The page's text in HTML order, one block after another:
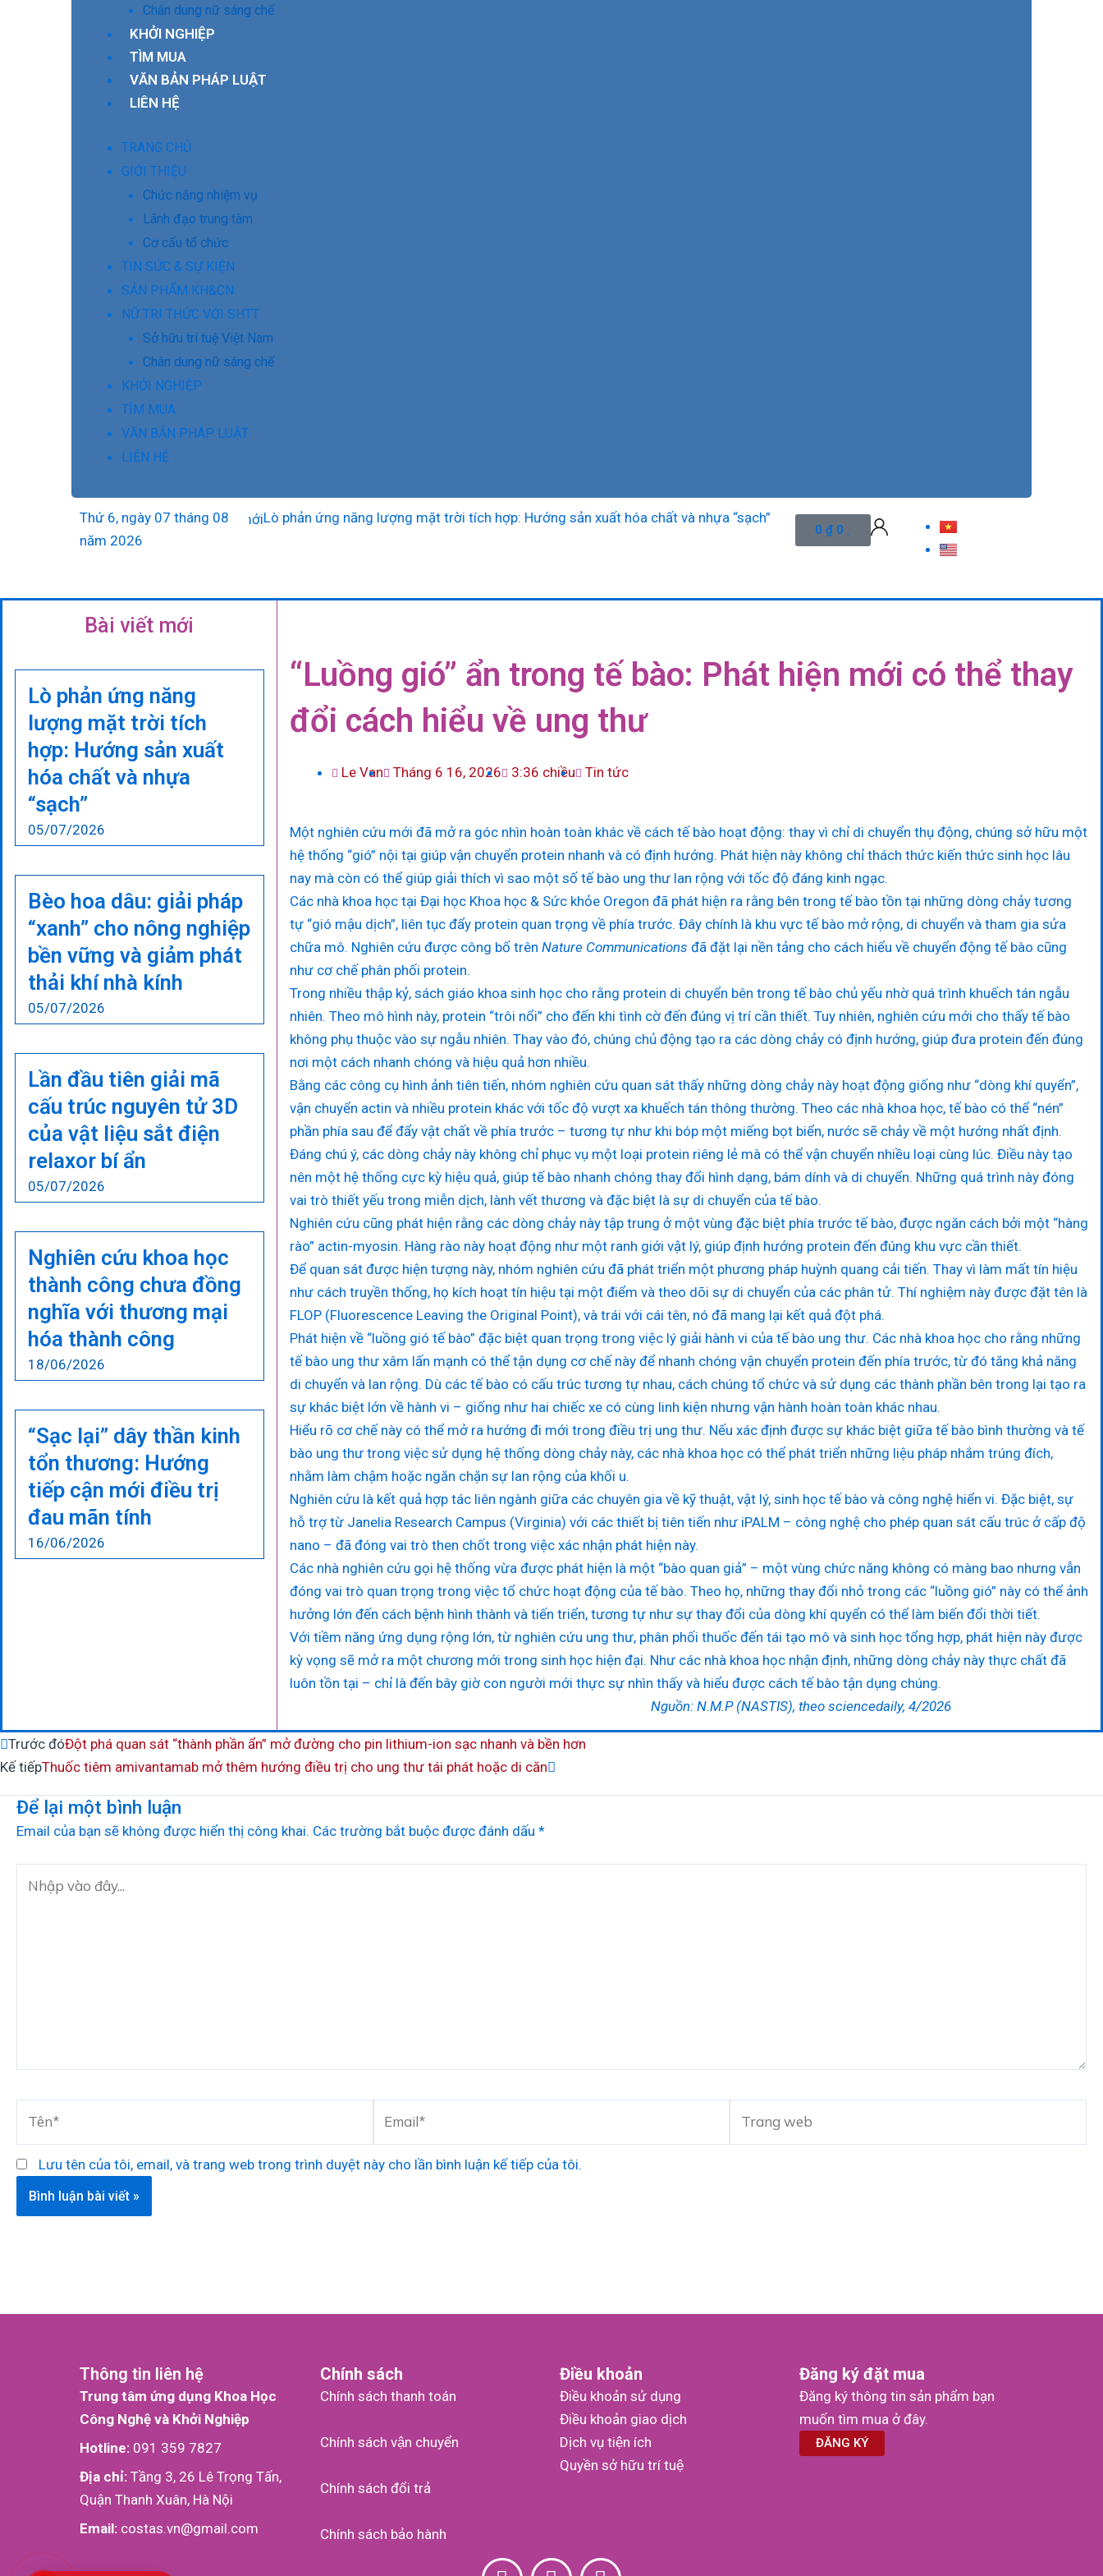
Chân dung nữ sáng chế
KHỞI NGHIỆP
TÌM MUA
VĂN BẢN PHÁP LUẬT
LIÊN HỆ
TRANG CHỦ
GIỚI THIỆU
Chức năng nhiệm vụ
Lãnh đạo trung tâm
Cơ cấu tổ chức
TIN SỨC & SỰ KIỆN
SẢN PHẨM KH&CN
NỮ TRI THỨC VỚI SHTT
Sở hữu trí tuệ Việt Nam
Chân dung nữ sáng chế
KHỞI NGHIỆP
TÌM MUA
VĂN BẢN PHÁP LUẬT
LIÊN HỆ
Thứ 6, ngày 07 tháng 08
năm 2026
Lò phản ứng năng lượng mặt trời tích hợp: Hướng sản xuất hóa chất và nhựa “sạch” Bèo hoa dâu: giải pháp “xanh” cho
0 ₫ 0
Cart
Bài viết mới
Lò phản ứng năng
lượng mặt trời tích
hợp: Hướng sản xuất
hóa chất và nhựa
“sạch”
05/07/2026
Bèo hoa dâu: giải pháp
“xanh” cho nông nghiệp
bền vững và giảm phát
thải khí nhà kính
05/07/2026
Lần đầu tiên giải mã
cấu trúc nguyên tử 3D
của vật liệu sắt điện
relaxor bí ẩn
05/07/2026
Nghiên cứu khoa học
thành công chưa đồng
nghĩa với thương mại
hóa thành công
18/06/2026
“Sạc lại” dây thần kinh
tổn thương: Hướng
tiếp cận mới điều trị
đau mãn tính
16/06/2026
“Luồng gió” ẩn trong tế bào: Phát hiện mới có thể thay
đổi cách hiểu về ung thư
Le Van Tháng 6 16, 2026 3:36 chiều Tin tức
Một nghiên cứu mới đã mở ra góc nhìn hoàn toàn khác về cách tế bào hoạt động: thay vì chỉ di chuyển thụ động, chúng sở hữu một
hệ thống “gió” nội tại giúp vận chuyển protein nhanh và có định hướng. Phát hiện này không chỉ thách thức kiến thức sinh học lâu
nay mà còn có thể giúp giải thích vì sao một số tế bào ung thư lan rộng với tốc độ đáng kinh ngạc.
Các nhà khoa học tại Đại học Khoa học & Sức khỏe Oregon đã phát hiện ra rằng bên trong tế bào tồn tại những dòng chảy tương
tự “gió mậu dịch”, liên tục đẩy protein quan trọng về phía trước. Đây chính là khu vực tế bào mở rộng, di chuyển và tham gia sửa
chữa mô. Nghiên cứu được công bố trên Nature Communications đã đặt lại nền tảng cho cách hiểu về chuyển động tế bào cũng
như cơ chế phân phối protein.
Trong nhiều thập kỷ, sách giáo khoa sinh học cho rằng protein di chuyển bên trong tế bào chủ yếu nhờ quá trình khuếch tán ngẫu
nhiên. Theo mô hình này, protein “trôi nổi” cho đến khi tình cờ đến đúng vị trí cần thiết. Tuy nhiên, nghiên cứu mới cho thấy tế bào
không phụ thuộc vào sự ngẫu nhiên. Thay vào đó, chúng chủ động tạo ra các dòng chảy có định hướng, giúp đưa protein đến đúng
nơi một cách nhanh chóng và hiệu quả hơn nhiều.
Bằng các công cụ hình ảnh tiên tiến, nhóm nghiên cứu quan sát thấy những dòng chảy này hoạt động giống như “dòng khí quyển”,
vận chuyển actin và nhiều protein khác với tốc độ vượt xa khuếch tán thông thường. Theo các nhà khoa học, tế bào có thể “nén”
phần phía sau để đẩy vật chất về phía trước – tương tự như khi bóp một miếng bọt biển, nước sẽ chảy về một hướng nhất định.
Đáng chú ý, các dòng chảy này không chỉ phục vụ một loại protein riêng lẻ mà có thể vận chuyển nhiều loại cùng lúc. Điều này tạo
nên một hệ thống cực kỳ hiệu quả, giúp tế bào nhanh chóng thay đổi hình dạng, bám dính và di chuyển. Những quá trình này đóng
vai trò thiết yếu trong miễn dịch, lành vết thương và đặc biệt là sự di chuyển của tế bào.
Nghiên cứu cũng phát hiện rằng các dòng chảy này tập trung ở một vùng đặc biệt phía trước tế bào, được ngăn cách bởi một “hàng
rào” actin-myosin. Hàng rào này hoạt động như một ranh giới vật lý, giúp định hướng protein đến đúng khu vực cần thiết.
Để quan sát được hiện tượng này, nhóm nghiên cứu đã phát triển một phương pháp huỳnh quang cải tiến. Thay vì làm mất tín hiệu
như cách truyền thống, họ kích hoạt tín hiệu tại một điểm và theo dõi sự di chuyển của các phân tử. Thí nghiệm này được đặt tên là
FLOP (Fluorescence Leaving the Original Point), và trái với cái tên, nó đã mang lại kết quả đột phá.
Phát hiện về “luồng gió tế bào” đặc biệt quan trọng trong việc lý giải hành vi của tế bào ung thư. Các nhà khoa học cho rằng những
tế bào ung thư xâm lấn mạnh có thể tận dụng cơ chế này để nhanh chóng vận chuyển protein đến phía trước, từ đó tăng khả năng
di chuyển và lan rộng. Dù các tế bào có cấu trúc tương tự nhau, cách chúng tổ chức và sử dụng các thành phần bên trong lại tạo ra
sự khác biệt lớn về hành vi – giống như hai chiếc xe có cùng linh kiện nhưng vận hành hoàn toàn khác nhau.
Hiểu rõ cơ chế này có thể mở ra hướng đi mới trong điều trị ung thư. Nếu xác định được sự khác biệt giữa tế bào bình thường và tế
bào ung thư trong việc sử dụng hệ thống dòng chảy này, các nhà khoa học có thể phát triển những liệu pháp nhắm trúng đích,
nhằm làm chậm hoặc ngăn chặn sự lan rộng của khối u.
Nghiên cứu là kết quả hợp tác liên ngành giữa các chuyên gia về kỹ thuật, vật lý, sinh học tế bào và công nghệ hiển vi. Đặc biệt, sự
hỗ trợ từ Janelia Research Campus (Virginia) với các thiết bị tiên tiến như iPALM – công nghệ cho phép quan sát cấu trúc ở cấp độ
nano – đã đóng vai trò then chốt trong việc xác nhận phát hiện này.
Các nhà nghiên cứu gọi hệ thống vừa được phát hiện là một “bào quan giả” – một vùng chức năng không có màng bao nhưng vẫn
đóng vai trò quan trọng trong việc tổ chức hoạt động của tế bào. Theo họ, những thay đổi nhỏ trong các “luồng gió” này có thể ảnh
hưởng lớn đến cách bệnh hình thành và tiến triển, tương tự như sự thay đổi của dòng khí quyển có thể làm biến đổi thời tiết.
Với tiềm năng ứng dụng rộng lớn, từ nghiên cứu ung thư, phân phối thuốc đến tái tạo mô và sinh học tổng hợp, phát hiện này được
kỳ vọng sẽ mở ra một chương mới trong sinh học hiện đại. Như các nhà khoa học nhận định, những dòng chảy này thực chất đã
luôn tồn tại – chỉ là đến bây giờ con người mới thực sự nhìn thấy và hiểu được cách tế bào tận dụng chúng.
Nguồn: N.M.P (NASTIS), theo sciencedaily, 4/2026
Prev
Trước đóĐột phá quan sát “thành phần ẩn” mở đường cho pin lithium-ion sạc nhanh và bền hơn
Kế tiếpThuốc tiêm amivantamab mở thêm hướng điều trị cho ung thư tái phát hoặc di căn
Next
Để lại một bình luận
Email của bạn sẽ không được hiển thị công khai. Các trường bắt buộc được đánh dấu *
Lưu tên của tôi, email, và trang web trong trình duyệt này cho lần bình luận kế tiếp của tôi.
Thông tin liên hệ
Trung tâm ứng dụng Khoa Học
Công Nghệ và Khởi Nghiệp
Hotline: 091 359 7827
Địa chỉ:Tầng 3, 26 Lê Trọng Tấn,
Quận Thanh Xuân, Hà Nội
Email: costas.vn@gmail.com
Chính sách
Chính sách thanh toán
Chính sách vận chuyển
Chính sách đổi trả
Chính sách bảo hành
Điều khoản
Điều khoản sử dụng
Điều khoản giao dịch
Dịch vụ tiện ích
Quyền sở hữu trí tuệ
Đăng ký đặt mua
Đăng ký thông tin sản phẩm bạn
muốn tìm mua ở đây.
ĐĂNG KÝ